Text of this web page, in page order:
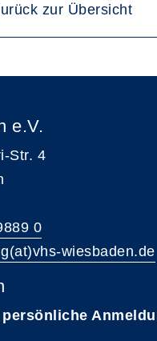
zur Übersicht
e.V.
Str. 4
0
wiesbaden.de